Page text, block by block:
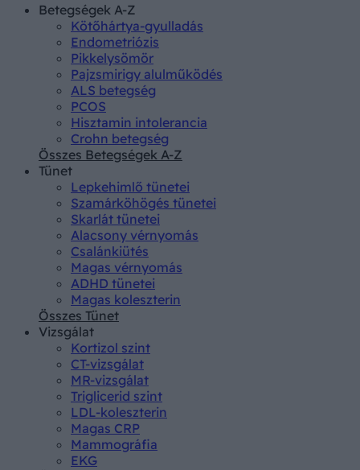
Betegségek A-Z
Kötőhártya-gyulladás
Endometriózis
Pikkelysömör
Pajzsmirigy alulműködés
ALS betegség
PCOS
Hisztamin intolerancia
Crohn betegség
Összes Betegségek A-Z
Tünet
Lepkehimlő tünetei
Szamárköhögés tünetei
Skarlát tünetei
Alacsony vérnyomás
Csalánkiütés
Magas vérnyomás
ADHD tünetei
Magas koleszterin
Összes Tünet
Vizsgálat
Kortizol szint
CT-vizsgálat
MR-vizsgálat
Triglicerid szint
LDL-koleszterin
Magas CRP
Mammográfia
EKG